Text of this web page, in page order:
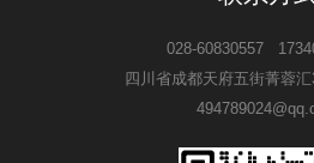
028-60830557
四川省成都天府五街菁蓉